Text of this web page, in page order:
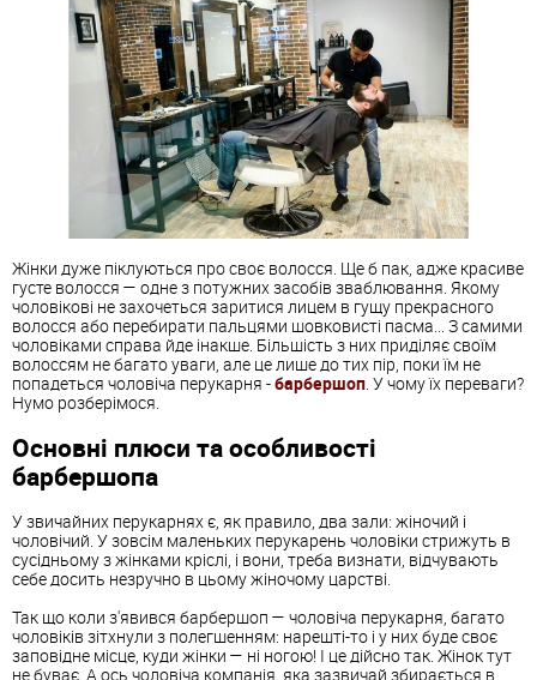
Жінки дуже піклуються про своє волосся. Ще б пак, адже красиве
густе волосся — одне з потужних засобів зваблювання. Якому
чоловікові не захочеться заритися лицем в гущу прекрасного
волосся або перебирати пальцями шовковисті пасма... З самими
чоловіками справа йде інакше. Більшість з них приділяє своїм
волоссям не багато уваги, але це лише до тих пір, поки їм не
попадеться чоловіча перукарня -барбершоп. У чому їх переваги?
Нумо розберімося.
Основні плюси та особливості
барбершопа
У звичайних перукарнях є, як правило, два зали: жіночий і
чоловічий. У зовсім маленьких перукарень чоловіки стрижуть в
сусідньому з жінками кріслі, і вони, треба визнати, відчувають
себе досить незручно в цьому жіночому царстві.
Так що коли з'явився барбершоп — чоловіча перукарня, багато
чоловіків зітхнули з полегшенням: нарешті-то і у них буде своє
заповідне місце, куди жінки — ні ногою! І це дійсно так. Жінок тут
не буває. А ось чоловіча компанія, яка зазвичай збирається в